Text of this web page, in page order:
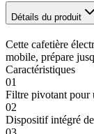
Détails du produit
Cette cafetière
mobile, prépare
Caractéristiques
01
Filtre pivotant pour
02
Dispositif intégré